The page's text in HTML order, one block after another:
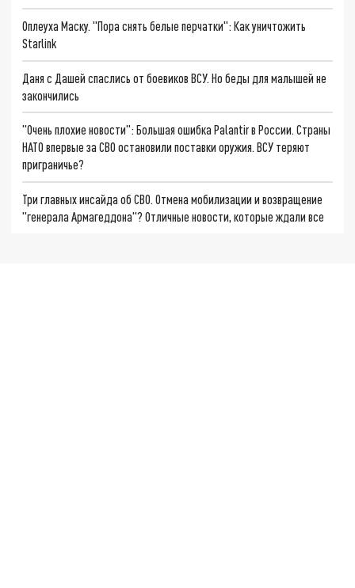
Оплеуха Маску. "Пора снять белые перчатки": Как уничтожить
Starlink
Даня с Дашей спаслись от боевиков ВСУ. Но беды для малышей не
закончились
"Очень плохие новости": Большая ошибка Palantir в России. Страны
НАТО впервые за СВО остановили поставки оружия. ВСУ теряют
приграничье?
Три главных инсайда об СВО. Отмена мобилизации и возвращение
"генерала Армагеддона"? Отличные новости, которые ждали все